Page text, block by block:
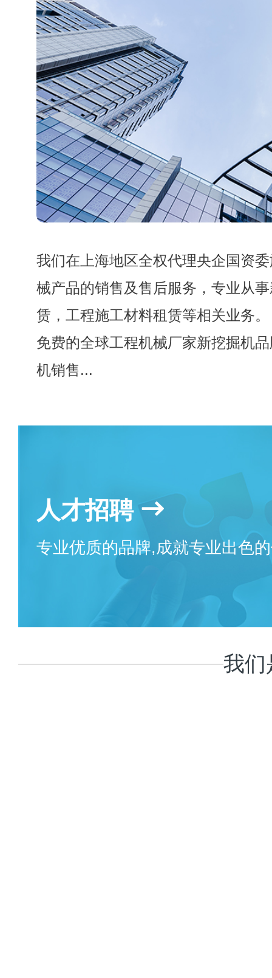
我们在上海地区全权代理央企国资
械产品的销售及售后服务，专业从
赁，工程施工材料租赁等相关业务
免费的全球工程机械厂家新挖掘机
机销售...
人才招聘
专业优质的品牌,成就专业出色
我们